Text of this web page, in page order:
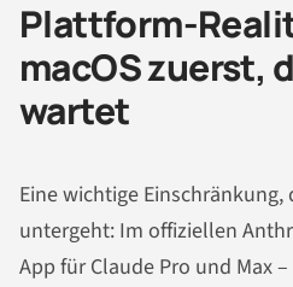
Plattform-
macOS zuerst,
wartet
Eine wichtige
untergeht: Im offiziellen
App für Claude Pro und Max